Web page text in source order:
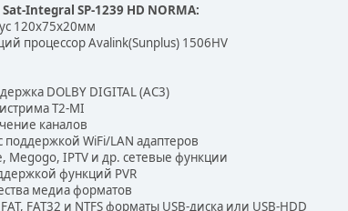
Integral SP-1239 HD NORMA:
120x75x20мм
процессор Avalink(Sunplus) 1506HV
DOLBY DIGITAL (AC3)
T2-MI
каналов
поддержкой WiFi/LAN адаптеров
Megogo, IPTV и др. сетевые функции
функций PVR
медиа форматов
FAT32 и NTFS форматы USB-диска или USB-HDD